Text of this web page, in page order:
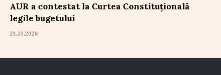
AUR a contestat la Curtea Constituțională
legile bugetului
23.03.2026